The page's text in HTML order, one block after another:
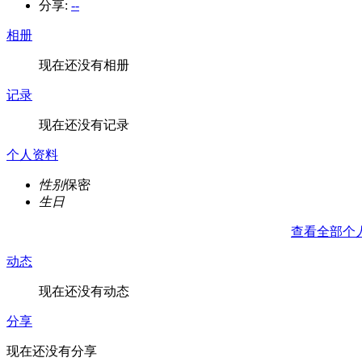
分享: --
相册
现在还没有相册
记录
现在还没有记录
个人资料
性别保密
生日
查看全部个
动态
现在还没有动态
分享
现在还没有分享